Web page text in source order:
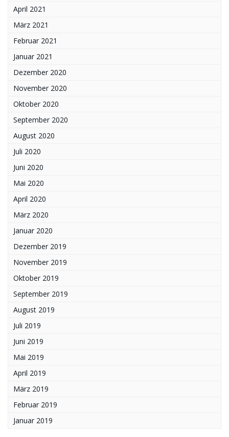
April 2021
März 2021
Februar 2021
Januar 2021
Dezember 2020
November 2020
Oktober 2020
September 2020
August 2020
Juli 2020
Juni 2020
Mai 2020
April 2020
März 2020
Januar 2020
Dezember 2019
November 2019
Oktober 2019
September 2019
August 2019
Juli 2019
Juni 2019
Mai 2019
April 2019
März 2019
Februar 2019
Januar 2019